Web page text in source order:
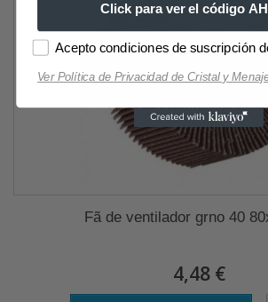
Fã de ventilador grno 40
4,48 €
Click para ver el código
Acepto condiciones de suscripción
Ver Política de Privacidad de Cristal y